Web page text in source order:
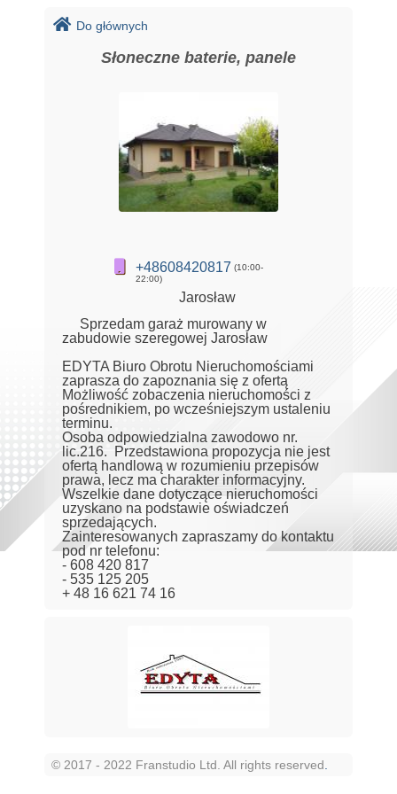
Do głównych
Słoneczne baterie, panele
+48608420817 (10:00-
22:00)
Jarosław
Sprzedam garaż murowany w
zabudowie szeregowej Jarosław
EDYTA Biuro Obrotu Nieruchomościami
zaprasza do zapoznania się z ofertą
Możliwość zobaczenia nieruchomości z
pośrednikiem, po wcześniejszym ustaleniu
terminu.
Osoba odpowiedzialna zawodowo nr.
lic.216. Przedstawiona propozycja nie jest
ofertą handlową w rozumieniu przepisów
prawa, lecz ma charakter informacyjny.
Wszelkie dane dotyczące nieruchomości
uzyskano na podstawie oświadczeń
sprzedających.
Zainteresowanych zapraszamy do kontaktu
pod nr telefonu:
- 608 420 817
- 535 125 205
+ 48 16 621 74 16
© 2017 - 2022 Franstudio Ltd. All rights reserved